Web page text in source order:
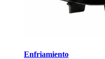
Enfriamiento